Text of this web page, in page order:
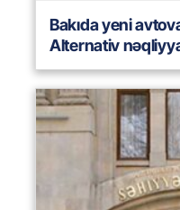
Bakıda yeni
Alternativ